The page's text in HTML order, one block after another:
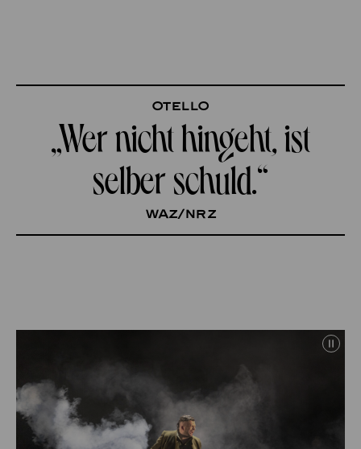
Otello
„Wer nicht hingeht, ist
selber schuld.“
WAZ/NRZ